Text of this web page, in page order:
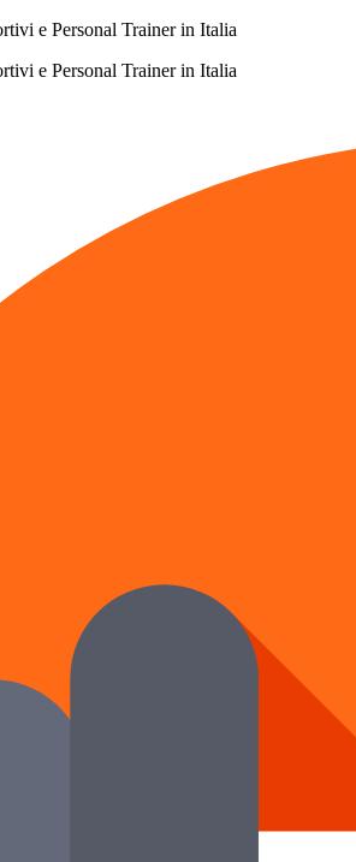
e Personal Trainer in Italia
e Personal Trainer in Italia